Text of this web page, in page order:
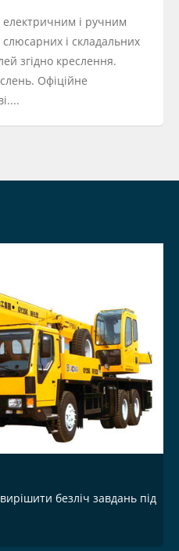
електричним і ручним
і складальних
згідно креслення.
Офіційне
безліч завдань під